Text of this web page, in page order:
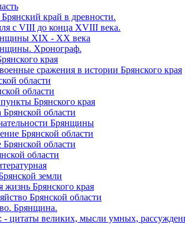
край в древности.
с VIII до конца XVIII века.
XIX - XX века
Хронограф.
края
сражения в истории Брянского края
области
области
Брянского края
Брянской области
Брянщины
Брянской области
области
области
земли
жизнь Брянского края
Брянской области
Брянщина.
- цитаты великих, мысли умных,